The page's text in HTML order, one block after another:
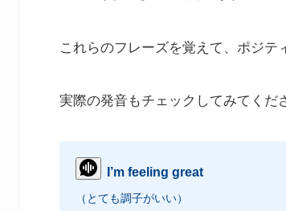
これらのフレーズを覚えて、ポジテ
実際の発音もチェックしてみてくだ
I’m feeling great
（とても調子がいい）